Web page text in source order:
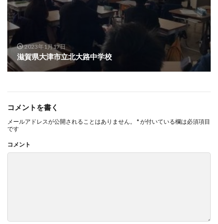
2023年1月17日
滋賀県大津市立北大路中学校
コメントを書く
メールアドレスが公開されることはありません。 *が付いている欄は必須項目
です
コメント